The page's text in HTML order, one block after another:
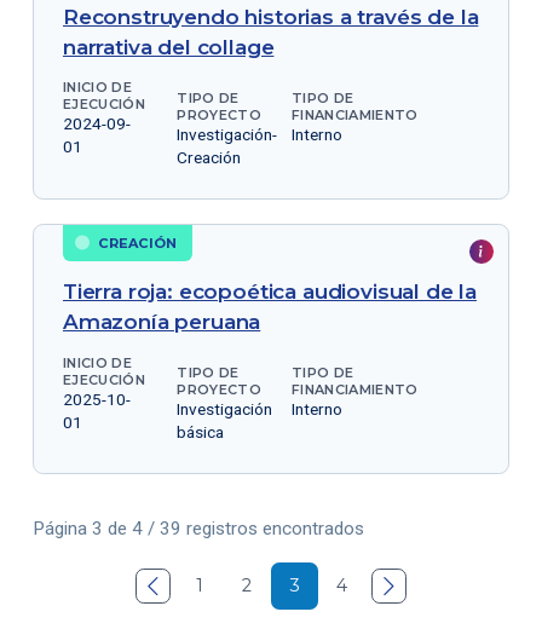
Reconstruyendo historias a través de la
narrativa del collage
INICIO DE
EJECUCIÓN
2024-09-
01
TIPO DE
PROYECTO
Investigación-
Creación
TIPO DE
FINANCIAMIENTO
Interno
CREACIÓN
Tierra roja: ecopoética audiovisual de la
Amazonía peruana
INICIO DE
EJECUCIÓN
2025-10-
01
TIPO DE
PROYECTO
Investigación
básica
TIPO DE
FINANCIAMIENTO
Interno
Página 3 de 4 / 39 registros encontrados
 1 2 3 4 